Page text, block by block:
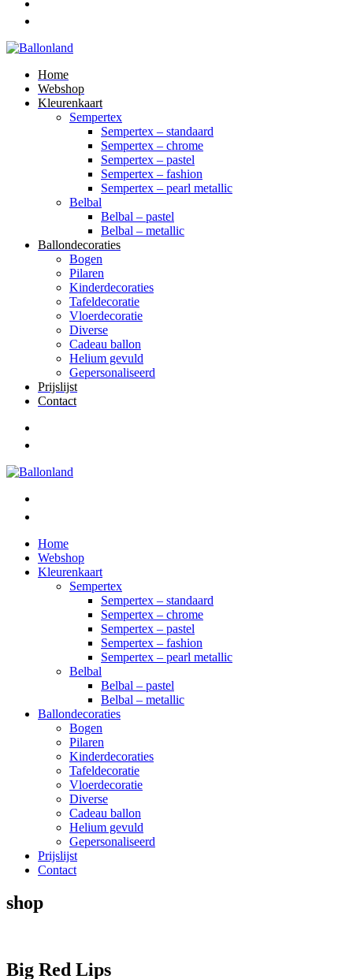
Home
Webshop
Kleurenkaart
Sempertex
Sempertex – standaard
Sempertex – chrome
Sempertex – pastel
Sempertex – fashion
Sempertex – pearl metallic
Belbal
Belbal – pastel
Belbal – metallic
Ballondecoraties
Bogen
Pilaren
Kinderdecoraties
Tafeldecoratie
Vloerdecoratie
Diverse
Cadeau ballon
Helium gevuld
Gepersonaliseerd
Prijslijst
Contact
Home
Webshop
Kleurenkaart
Sempertex
Sempertex – standaard
Sempertex – chrome
Sempertex – pastel
Sempertex – fashion
Sempertex – pearl metallic
Belbal
Belbal – pastel
Belbal – metallic
Ballondecoraties
Bogen
Pilaren
Kinderdecoraties
Tafeldecoratie
Vloerdecoratie
Diverse
Cadeau ballon
Helium gevuld
Gepersonaliseerd
Prijslijst
Contact
shop
Big Red Lips